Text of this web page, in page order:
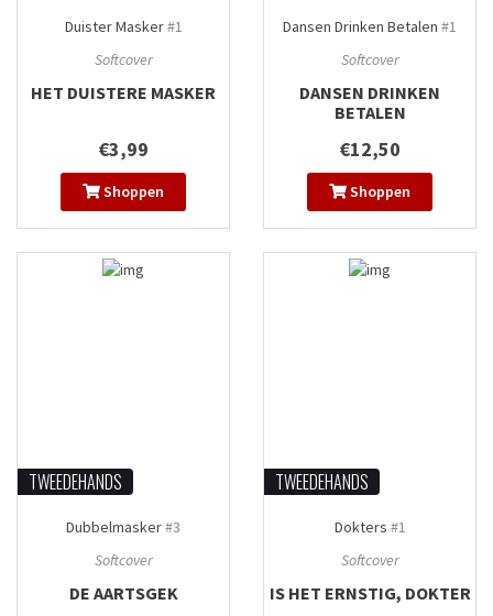
Duister Masker#1
Softcover
HET DUISTERE MASKER
€3,99
Shoppen
Dansen Drinken Betalen #1
Softcover
DANSEN DRINKEN
BETALEN
€12,50
Shoppen
TWEEDEHANDS
Dubbelmasker#3
Softcover
DE AARTSGEK
TWEEDEHANDS
Dokters #1
Softcover
IS HET ERNSTIG, DOKTER